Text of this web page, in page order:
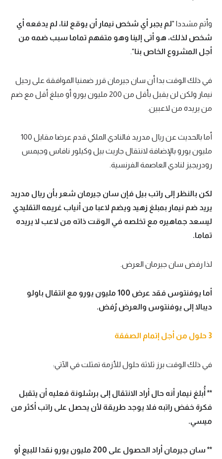
وأتم مشددا "لم يجبر أي شخص نيمار أن يوقع لنا، لم يدفعه أي
شخص لذلك، هو أتى إلينا وهو متفهم تماما سبب ضمه من
أجل المشروع الخاص بنا".
في ذلك الوقت بدا أن سان جيرمان قرر ضمنيا الموافقة على رحيل
نيمار ولكن لن يقبل بأقل من 200 مليون يورو أو مبلغ أقل مع ضم
من يريده من لاعبين.
أما بالحديث عن ريال مدريد فالنادي الملكي قدم عرضا مقابل 100
مليون يورو بالإضافة لانتقال جاريث بيل وكيلور نافاس وجيمس
رودريجيز لنادي العاصمة الفرنسية.
لكن بالنظر إلى راتب بيل فإن سان جيرمان شعر بأن ريال مدريد
يريد ضم نيمار بمبلغ زهيد ويضم لاعبا من أنياب غريمه التقليدي
ليسعد جماهيره مع تخلصه في الوقت ذاته من لاعب لا يريده
تماما.
لذا رفض سان جيرمان العرض.
أما يوفنتوس فقد عرض 100 مليون يورو مع انتقال باولو
ديبالا إلى يوفنتوس والعرض رُفض.
3 حلول من أجل إتمام الصفقة
في ذلك الوقت برز ثلاثة حلول للأزمة تمثلت في الآتي:
** أُبلغ نيمار أنه حال أراد الانتقال إلى برشلونة فعليه أن يتقبل
فكرة خفض راتبه فلا يوجد طريقة لأن يحصل على راتب أكثر من
ميسي.
** سان جيرمان أراد الحصول على 200 مليون يورو نقدا للبيع أو